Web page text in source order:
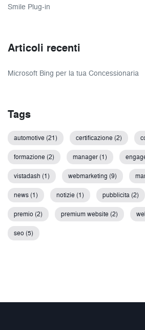
Smile Plug-in
Articoli recenti
Microsoft Bing per la tua Concessionaria
Tags
automotive (21) certificazione (2)
formazione (2) manager (1)
vistadash (1) webmarketing (9)
news (1) notizie (1) pubblicita (2)
premio (2) premium website (2)
seo (5)